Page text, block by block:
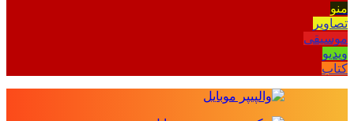
منو
تصاویر
موسیقی
ویدیو
کتاب